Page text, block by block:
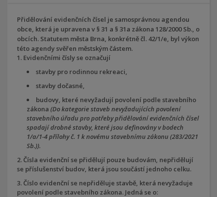
Přidělování evidenčních čísel je samosprávnou agendou
obce, která je upravena v § 31 a § 31a zákona 128/2000 Sb., o
obcích. Statutem města Brna, konkrétně čl. 42/1/e, byl výkon
této agendy svěřen městským částem.
Evidenčními čísly se označují
stavby pro rodinnou rekreaci,
stavby dočasné,
budovy, které nevyžadují povolení podle stavebního
zákona (Do kategorie staveb nevyžadujících povolení
stavebního úřadu pro potřeby přidělování evidenčních čísel
spadají drobné stavby, které jsou definovány v bodech
1/a/1-4 přílohy č. 1 k novému stavebnímu zákonu (283/2021
Sb.)).
Čísla evidenční se přidělují pouze budovám, nepřidělují
se příslušenství budov, která jsou součástí jednoho celku.
Číslo evidenční se nepřiděluje stavbě, která nevyžaduje
povolení podle stavebního zákona. Jedná se o: